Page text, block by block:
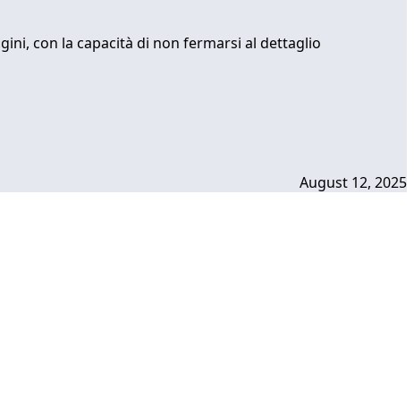
con la capacità di non fermarsi al dettaglio
August 12, 2025